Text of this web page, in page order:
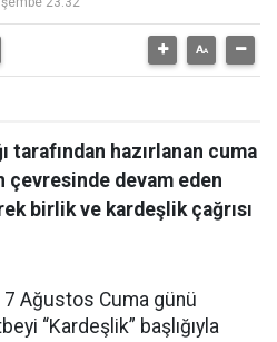
tarafından hazırlanan cuma
çevresinde devam eden
birlik ve kardeşlik çağrısı
7 Ağustos Cuma günü
“Kardeşlik” başlığıyla